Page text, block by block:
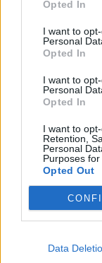
Opted In
I want to
Personal
Opted In
I want to
Personal
Opted In
I want to
Retention,
Personal
Purposes for
Opted Out
Data
di adesso, il